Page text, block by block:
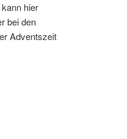
hier
bei den
Adventszeit